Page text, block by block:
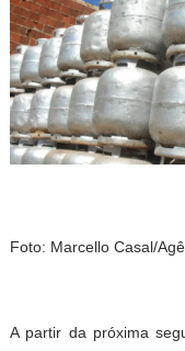
Foto: Marcello Casal/
A partir da próxima